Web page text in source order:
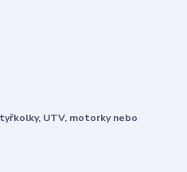
UTV, motorky nebo